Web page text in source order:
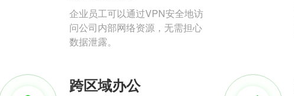
企业员工可以通过VPN安全地访
问公司内部网络资源，无需担心
数据泄露。
跨区域办公